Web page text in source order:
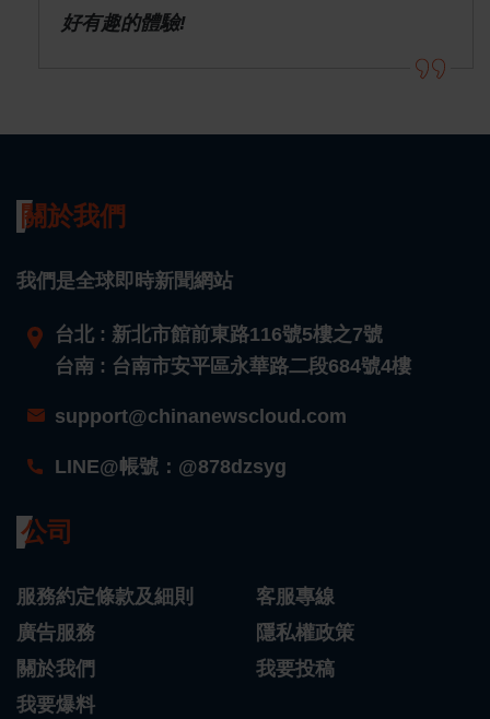
好有趣的體驗!
關於我們
我們是全球即時新聞網站
台北 : 新北市館前東路116號5樓之7號
台南 : 台南市安平區永華路二段684號4樓
support@chinanewscloud.com
LINE@帳號：@878dzsyg
公司
服務約定條款及細則
客服專線
廣告服務
隱私權政策
關於我們
我要投稿
我要爆料